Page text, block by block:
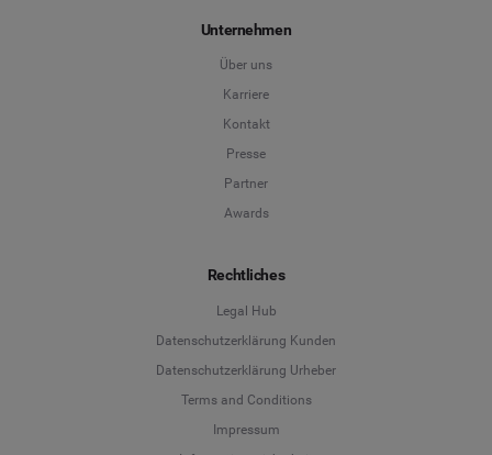
Unternehmen
Über uns
Karriere
Kontakt
Presse
Partner
Awards
Rechtliches
Legal Hub
Datenschutzerklärung Kunden
Datenschutzerklärung Urheber
Terms and Conditions
Impressum